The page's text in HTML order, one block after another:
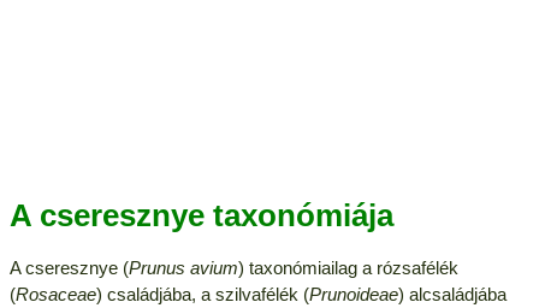
A cseresznye taxonómiája
A cseresznye (Prunus avium) taxonómiailag a rózsafélék
(Rosaceae) családjába, a szilvafélék (Prunoideae) alcsaládjába